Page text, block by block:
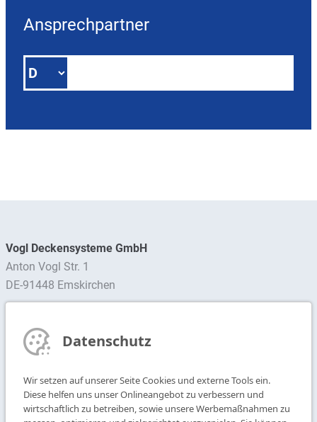
Ansprechpartner
Vogl Deckensysteme GmbH
Anton Vogl Str. 1
DE-91448 Emskirchen
Newsletter abonnieren
+49 9104 825-0
+49 9104 825-250
Datenschutz
Wir setzen auf unserer Seite Cookies und externe Tools ein.
Diese helfen uns unser Onlineangebot zu verbessern und
wirtschaftlich zu betreiben, sowie unsere Werbemaßnahmen zu